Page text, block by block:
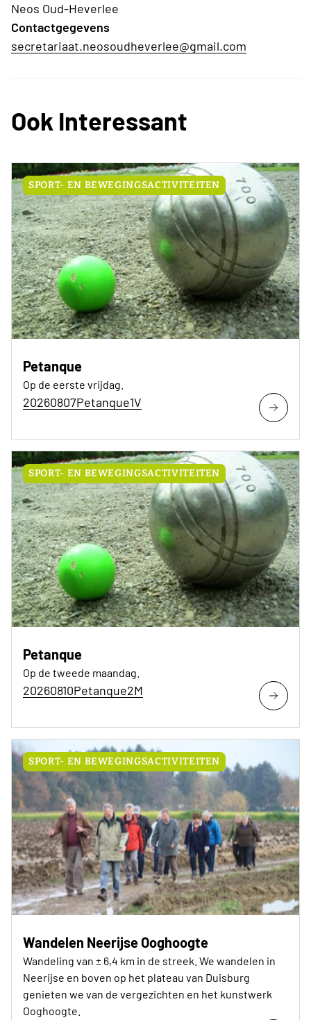
Neos Oud-Heverlee
Contactgegevens
secretariaat.neosoudheverlee@gmail.com
Ook Interessant
SPORT- EN BEWEGINGSACTIVITEITEN
Petanque
Op de eerste vrijdag.
20260807Petanque1V
SPORT- EN BEWEGINGSACTIVITEITEN
Petanque
Op de tweede maandag.
20260810Petanque2M
SPORT- EN BEWEGINGSACTIVITEITEN
Wandelen Neerijse Ooghoogte
Wandeling van ± 6,4 km in de streek. We wandelen in
Neerijse en boven op het plateau van Duisburg
genieten we van de vergezichten en het kunstwerk
Ooghoogte.